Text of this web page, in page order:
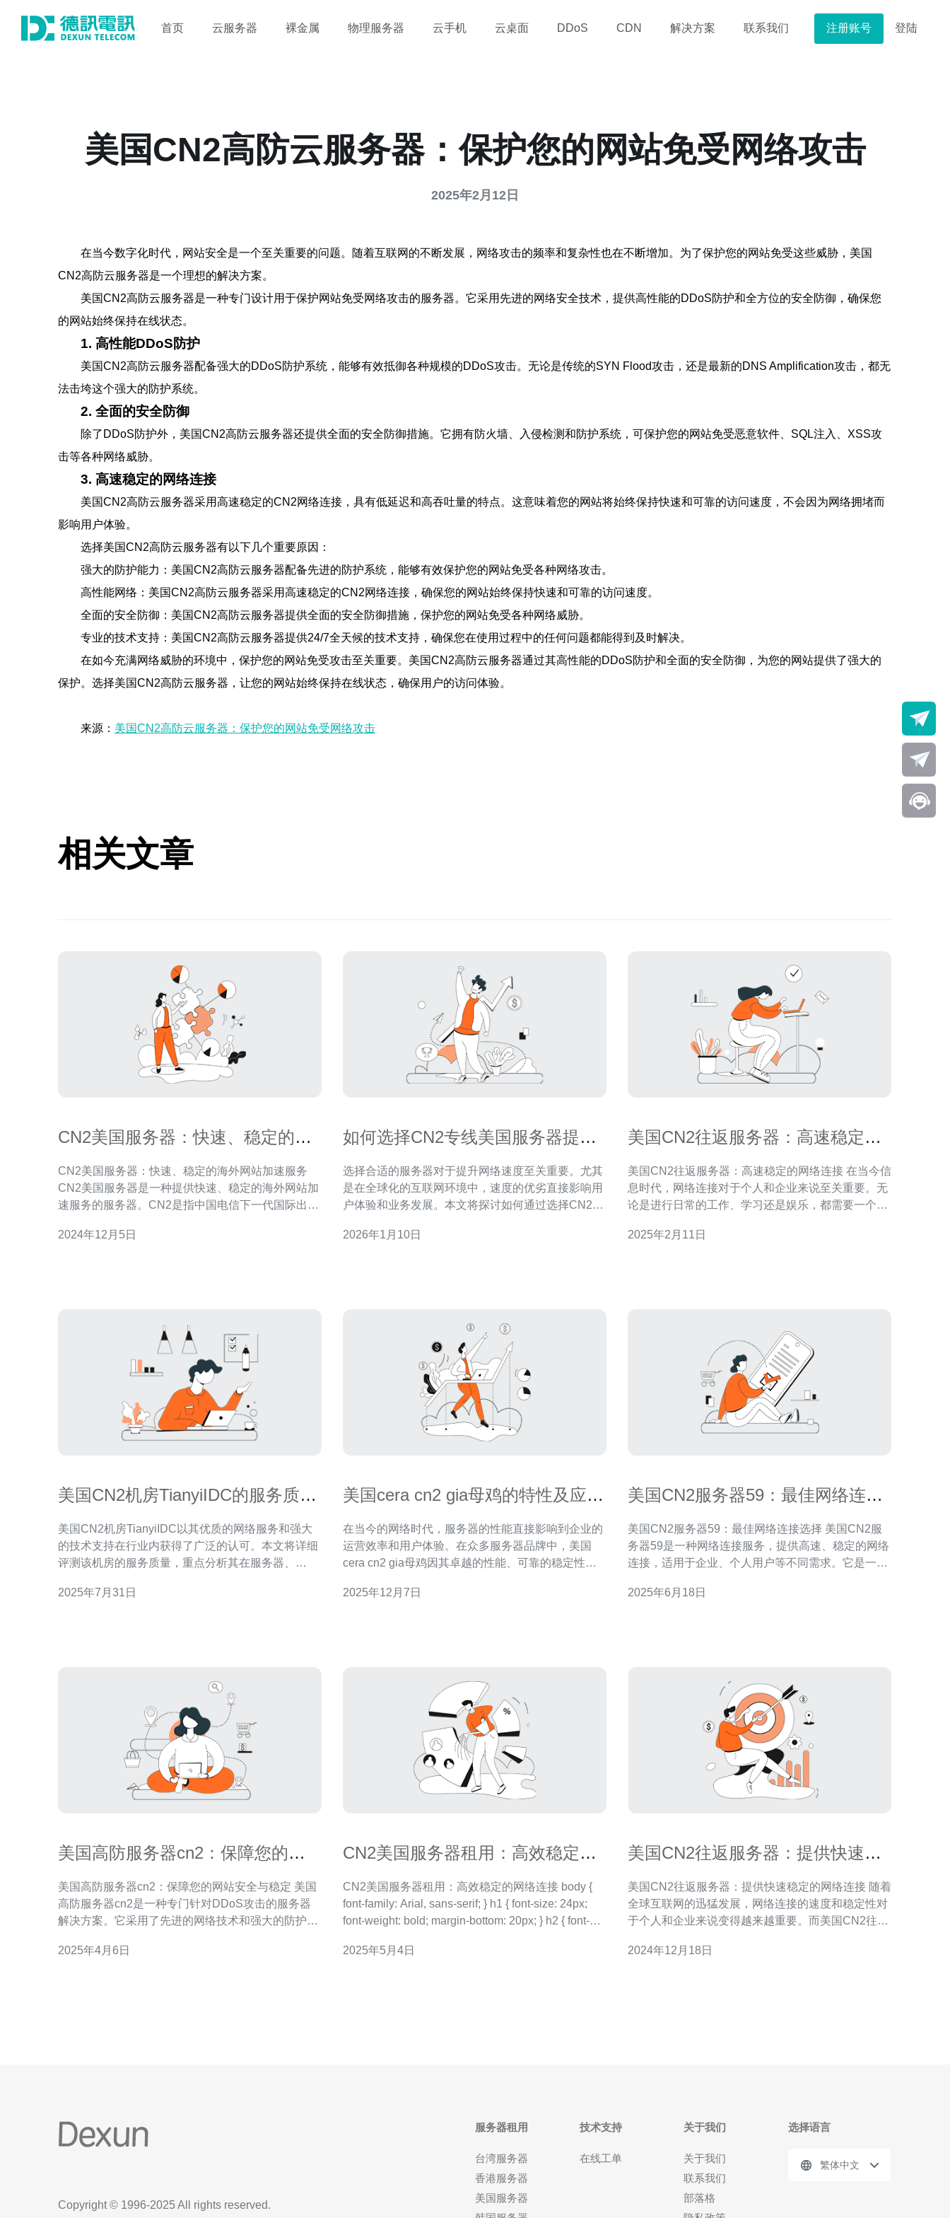
首页 云服务器 裸金属 物理服务器 云手机 云桌面 DDoS CDN 解决方案 联系我们 注册账号 登陆
美国CN2高防云服务器：保护您的网站免受网络攻击
2025年2月12日
在当今数字化时代，网站安全是一个至关重要的问题。随着互联网的不断发展，网络攻击的频率和复杂性也在不断增加。为了保护您的网站免受这些威胁，美国
CN2高防云服务器是一个理想的解决方案。
美国CN2高防云服务器是一种专门设计用于保护网站免受网络攻击的服务器。它采用先进的网络安全技术，提供高性能的DDoS防护和全方位的安全防御，确保您
的网站始终保持在线状态。
1. 高性能DDoS防护
美国CN2高防云服务器配备强大的DDoS防护系统，能够有效抵御各种规模的DDoS攻击。无论是传统的SYN Flood攻击，还是最新的DNS Amplification攻击，都无
法击垮这个强大的防护系统。
2. 全面的安全防御
除了DDoS防护外，美国CN2高防云服务器还提供全面的安全防御措施。它拥有防火墙、入侵检测和防护系统，可保护您的网站免受恶意软件、SQL注入、XSS攻
击等各种网络威胁。
3. 高速稳定的网络连接
美国CN2高防云服务器采用高速稳定的CN2网络连接，具有低延迟和高吞吐量的特点。这意味着您的网站将始终保持快速和可靠的访问速度，不会因为网络拥堵而
影响用户体验。
选择美国CN2高防云服务器有以下几个重要原因：
强大的防护能力：美国CN2高防云服务器配备先进的防护系统，能够有效保护您的网站免受各种网络攻击。
高性能网络：美国CN2高防云服务器采用高速稳定的CN2网络连接，确保您的网站始终保持快速和可靠的访问速度。
全面的安全防御：美国CN2高防云服务器提供全面的安全防御措施，保护您的网站免受各种网络威胁。
专业的技术支持：美国CN2高防云服务器提供24/7全天候的技术支持，确保您在使用过程中的任何问题都能得到及时解决。
在如今充满网络威胁的环境中，保护您的网站免受攻击至关重要。美国CN2高防云服务器通过其高性能的DDoS防护和全面的安全防御，为您的网站提供了强大的
保护。选择美国CN2高防云服务器，让您的网站始终保持在线状态，确保用户的访问体验。
来源： 美国CN2高防云服务器：保护您的网站免受网络攻击
相关文章
CN2美国服务器：快速、稳定的海
CN2美国服务器：快速、稳定的海外网站加速服务
CN2美国服务器是一种提供快速、稳定的海外网站加
速服务的服务器。CN2是指中国电信下一代国际出口
CN2美国服务器，用户可以享受到更快的网站加载速
2024年12月5日
如何选择CN2专线美国服务器提升
选择合适的服务器对于提升网络速度至关重要。尤其
是在全球化的互联网环境中，速度的优劣直接影响用
户体验和业务发展。本文将探讨如何通过选择CN2专
的建议。 选择CN2专线美国服务器的优势是什么？
2026年1月10日
美国CN2往返服务器：高速稳定的
美国CN2往返服务器：高速稳定的网络连接 在当今信
息时代，网络连接对于个人和企业来说至关重要。无
论是进行日常的工作、学习还是娱乐，都需要一个高
了一种出色的解决方案。 美国CN2往返服务器是一种
2025年2月11日
美国CN2机房TianyiIDC的服务质量
美国CN2机房TianyiIDC以其优质的网络服务和强大
的技术支持在行业内获得了广泛的认可。本文将详细
评测该机房的服务质量，重点分析其在服务器、
作为更优的选择。 机房基础设施 TianyiIDC的美国
2025年7月31日
美国cera cn2 gia母鸡的特性及应用
在当今的网络时代，服务器的性能直接影响到企业的
运营效率和用户体验。在众多服务器品牌中，美国
cera cn2 gia母鸡因其卓越的性能、可靠的稳定性以
泛认为是市场上最好的、最便宜的选择之一，尤其适
2025年12月7日
美国CN2服务器59：最佳网络连接
美国CN2服务器59：最佳网络连接选择 美国CN2服
务器59是一种网络连接服务，提供高速、稳定的网络
连接，适用于企业、个人用户等不同需求。它是一种
互联网资源。 美国CN2服务器59具有以下优势： 高
2025年6月18日
美国高防服务器cn2：保障您的网
美国高防服务器cn2：保障您的网站安全与稳定 美国
高防服务器cn2是一种专门针对DDoS攻击的服务器
解决方案。它采用了先进的网络技术和强大的防护系
击。 首先，美国高防服务器cn2具有出色的抗DDoS
2025年4月6日
CN2美国服务器租用：高效稳定的
CN2美国服务器租用：高效稳定的网络连接 body {
font-family: Arial, sans-serif; } h1 { font-size: 24px;
font-weight: bold; margin-bottom: 20px; } h2 { font-
2025年5月4日
美国CN2往返服务器：提供快速稳
美国CN2往返服务器：提供快速稳定的网络连接 随着
全球互联网的迅猛发展，网络连接的速度和稳定性对
于个人和企业来说变得越来越重要。而美国CN2往返
返服务器是一种专门针对高速互联网连接的服务器。
2024年12月18日
Copyright © 1996-2025 All rights reserved.
服务器租用
台湾服务器
香港服务器
美国服务器
技术支持
在线工单
关于我们
关于我们
联系我们
部落格
选择语言
繁体中文